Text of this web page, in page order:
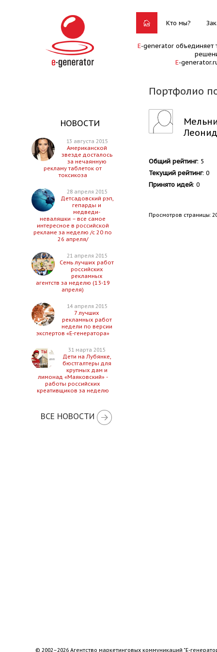
Кто мы?
E-generator объединяет
E-
Портфолио
НОВОСТИ
13 августа 2015
Американской
звезде досталось
за нечаянную
рекламу таблеток от
токсикоза
28 апреля 2015
Детсадовский рэп,
гепарды и
медведи-
неваляшки – все самое
интересное в российской
рекламе за неделю /с 20 по
26 апреля/
21 апреля 2015
Семь лучших работ
российских
рекламных
агентств за неделю (13-19
апреля)
14 апреля 2015
7 лучших
рекламных работ
недели по версии
экспертов «Е-генератора»
31 марта 2015
Дети на Лубянке,
бюстгалтеры для
крупных дам и
лимонад «Маяковский» -
работы российских
креативщиков за неделю
ВСЕ НОВОСТИ
Общий рейтинг: 5
Текущий рейтинг: 0
Принято идей: 0
Просмотров страницы:
© 2002–2026 Агентство маркетинговых коммуникаций "Е-